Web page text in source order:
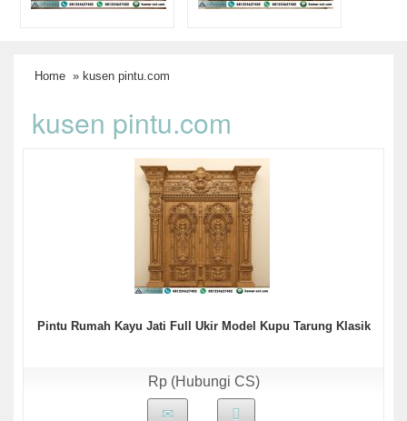
Home » kusen pintu.com
kusen pintu.com
Pintu Rumah Kayu Jati Full Ukir Model Kupu Tarung Klasik
Rp (Hubungi CS)